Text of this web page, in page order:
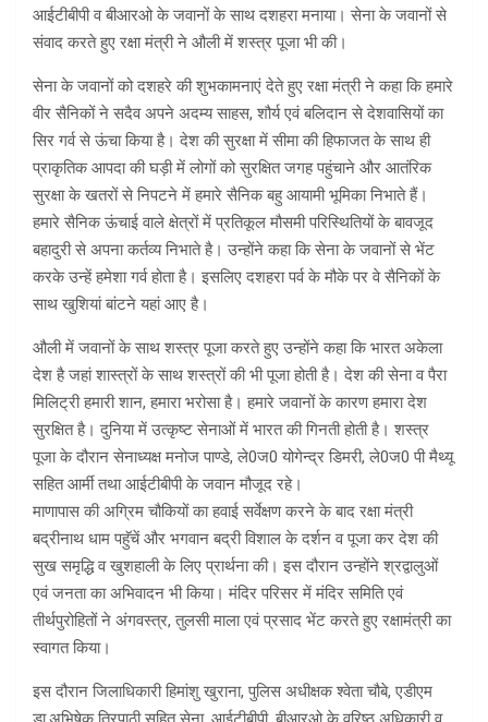
आईटीबीपी व बीआरओ के जवानों के साथ दशहरा मनाया। सेना के जवानों से
संवाद करते हुए रक्षा मंत्री ने औली में शस्त्र पूजा भी की।
सेना के जवानों को दशहरे की शुभकामनाएं देते हुए रक्षा मंत्री ने कहा कि हमारे
वीर सैनिकों ने सदैव अपने अदम्य साहस, शौर्य एवं बलिदान से देशवासियों का
सिर गर्व से ऊंचा किया है। देश की सुरक्षा में सीमा की हिफाजत के साथ ही
प्राकृतिक आपदा की घड़ी में लोगों को सुरक्षित जगह पहुंचाने और आतंरिक
सुरक्षा के खतरों से निपटने में हमारे सैनिक बहु आयामी भूमिका निभाते हैं।
हमारे सैनिक ऊंचाई वाले क्षेत्रों में प्रतिकूल मौसमी परिस्थितियों के बावजूद
बहादुरी से अपना कर्तव्य निभाते है। उन्होंने कहा कि सेना के जवानों से भेंट
करके उन्हें हमेशा गर्व होता है। इसलिए दशहरा पर्व के मौके पर वे सैनिकों के
साथ खुशियां बांटने यहां आए है।
औली में जवानों के साथ शस्त्र पूजा करते हुए उन्होंने कहा कि भारत अकेला
देश है जहां शास्त्रों के साथ शस्त्रों की भी पूजा होती है। देश की सेना व पैरा
मिलिट्री हमारी शान, हमारा भरोसा है। हमारे जवानों के कारण हमारा देश
सुरक्षित है। दुनिया में उत्कृष्ट सेनाओं में भारत की गिनती होती है। शस्त्र
पूजा के दौरान सेनाध्यक्ष मनोज पाण्डे, ले0ज0 योगेन्द्र डिमरी, ले0ज0 पी मैथ्यू
सहित आर्मी तथा आईटीबीपी के जवान मौजूद रहे।
माणापास की अग्रिम चौकियों का हवाई सर्वेक्षण करने के बाद रक्षा मंत्री
बद्रीनाथ धाम पहुॅचें और भगवान बद्री विशाल के दर्शन व पूजा कर देश की
सुख समृद्धि व खुशहाली के लिए प्रार्थना की। इस दौरान उन्होंने श्रद्वालुओं
एवं जनता का अभिवादन भी किया। मंदिर परिसर में मंदिर समिति एवं
तीर्थपुरोहितों ने अंगवस्त्र, तुलसी माला एवं प्रसाद भेंट करते हुए रक्षामंत्री का
स्वागत किया।
इस दौरान जिलाधिकारी हिमांशु खुराना, पुलिस अधीक्षक श्वेता चौबे, एडीएम